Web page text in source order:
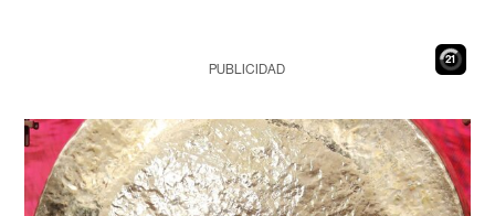
19
PUBLICIDAD